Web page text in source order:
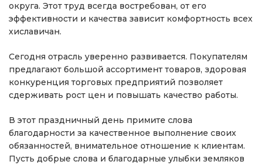
округа. Этот труд всегда востребован, от его
эффективности и качества зависит комфортность всех
хиславичан.
Сегодня отрасль уверенно развивается. Покупателям
предлагают большой ассортимент товаров, здоровая
конкуренция торговых предприятий позволяет
сдерживать рост цен и повышать качество работы.
В этот праздничный день примите слова
благодарности за качественное выполнение своих
обязанностей, внимательное отношение к клиентам.
Пусть добрые слова и благодарные улыбки земляков